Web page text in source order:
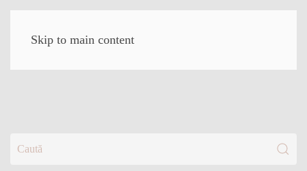
Skip to main content